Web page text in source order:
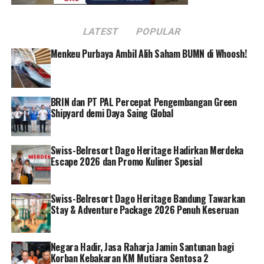
untuk menonton gelaran balap motor internasional
menonton gelaran bergengsi ini.
“Saya datang khusus untuk melihat gelaran MotoGP di
Indonesia, karena saya merupakan fans MotoGP. Saya
merasa gelaran di Mandalika ini memiliki nuansa yang
berbeda, ada kombinasi menonton MotoGP sekaligus
dengan berlibur. Tadi saya juga sempat berfoto di photo
spot aktivasi Pertamina, itu sangat bagus juga keren”,
ujar Rika.
Pengalaman Rika yang menikmati kemeriahan gelaran
Pertamina Grand Prix of Indonesia 2024 sejak dari
terminal kedatangan Bandara Lombok turut dirasakan
oleh wisatawan lainnya. Wisatawan mancanegara yang
mendarat di bandara ini langsung disuguhi kemeriahan
aktivasi Pertamina berupa photo spot dan official
merchandise booth.
LATEST POPULAR
Menkeu Purbaya Ambil Alih Saham BUMN di Whoosh!
BRIN dan PT PAL Percepat Pengembangan Green
Shipyard demi Daya Saing Global
Swiss-Belresort Dago Heritage Hadirkan Merdeka
Escape 2026 dan Promo Kuliner Spesial
Swiss-Belresort Dago Heritage Bandung Tawarkan
Stay & Adventure Package 2026 Penuh Keseruan
Negara Hadir, Jasa Raharja Jamin Santunan bagi
Korban Kebakaran KM Mutiara Sentosa 2